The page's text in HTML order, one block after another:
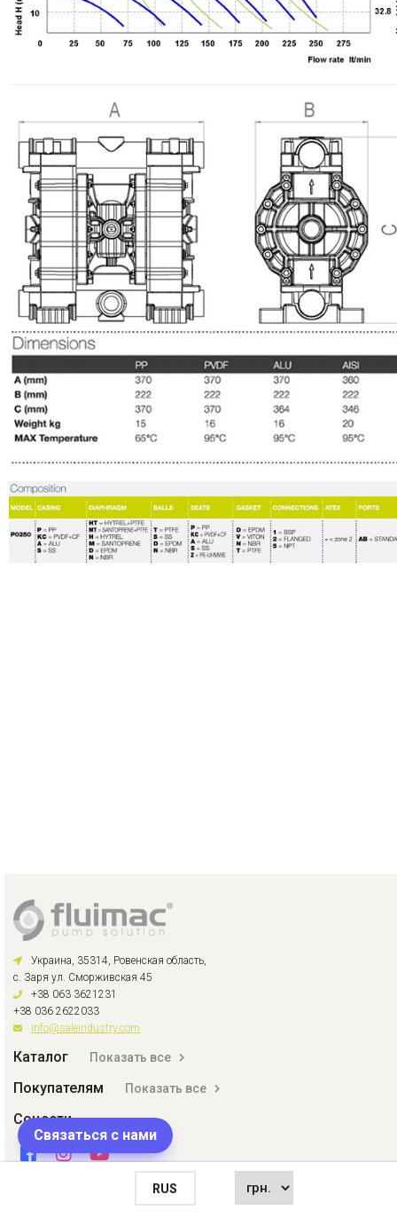
RUS
Украина, 35314, Ровенская область,
с. Заря ул. Сморживская 45
+38 063 3621231
+38 036 2622033
info@saleindustry.com
Каталог Показать все
Покупателям Показать все
Соцсети
Связаться с нами